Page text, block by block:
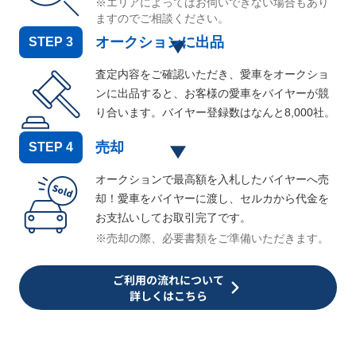
※エリアによってはお伺いできない場合もあり
ますのでご相談ください。
STEP 3 オークションに出品
査定内容をご確認いただき、愛車をオークショ
ンに出品すると、お客様の愛車をバイヤーが競
り合います。バイヤー登録数はなんと8,000社。
STEP 4 売却
オークションで最高額を入札したバイヤーへ売
却！愛車をバイヤーに渡し、セルカから代金を
お支払いしてお取引完了です。
※売却の際、必要書類をご準備いただきます。
ご利用の流れについて
詳しくはこちら